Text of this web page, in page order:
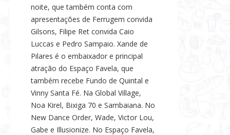
noite, que também conta com
apresentações de Ferrugem convida
Gilsons, Filipe Ret convida Caio
Luccas e Pedro Sampaio. Xande de
Pilares é o embaixador e principal
atração do Espaço Favela, que
também recebe Fundo de Quintal e
Vinny Santa Fé. Na Global Village,
Noa Kirel, Bixiga 70 e Sambaiana. No
New Dance Order, Wade, Victor Lou,
Gabe e Illusionize. No Espaço Favela,